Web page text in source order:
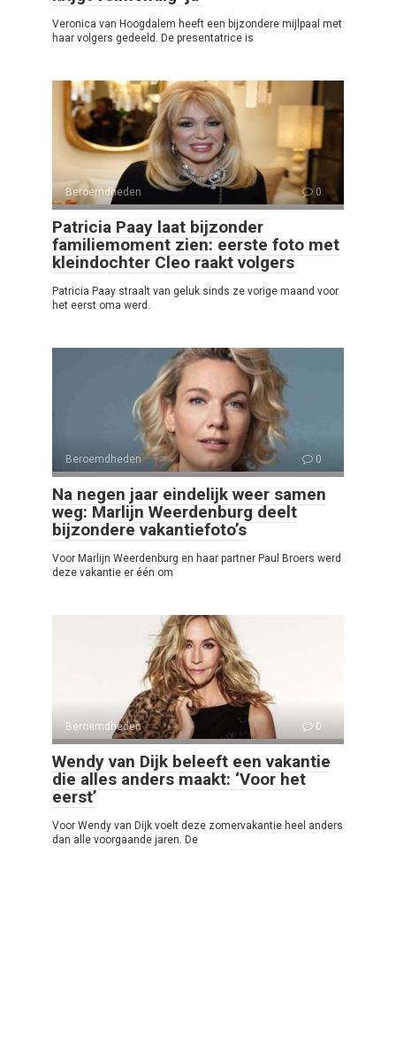
Veronica van Hoogdalem heeft een bijzondere mijlpaal met
haar volgers gedeeld. De presentatrice is
Beroemdheden 0
Patricia Paay laat bijzonder
familiemoment zien: eerste foto met
kleindochter Cleo raakt volgers
Patricia Paay straalt van geluk sinds ze vorige maand voor
het eerst oma werd.
Beroemdheden 0
Na negen jaar eindelijk weer samen
weg: Marlijn Weerdenburg deelt
bijzondere vakantiefoto’s
Voor Marlijn Weerdenburg en haar partner Paul Broers werd
deze vakantie er één om
Beroemdheden 0
Wendy van Dijk beleeft een vakantie
die alles anders maakt: ‘Voor het
eerst’
Voor Wendy van Dijk voelt deze zomervakantie heel anders
dan alle voorgaande jaren. De